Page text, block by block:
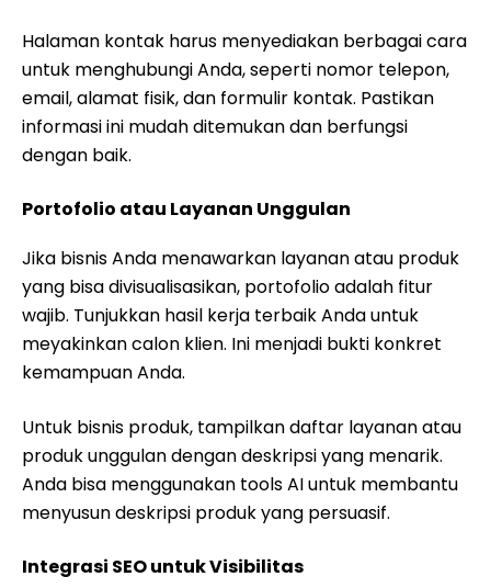
Halaman kontak harus menyediakan berbagai cara
untuk menghubungi Anda, seperti nomor telepon,
email, alamat fisik, dan formulir kontak. Pastikan
informasi ini mudah ditemukan dan berfungsi
dengan baik.
Portofolio atau Layanan Unggulan
Jika bisnis Anda menawarkan layanan atau produk
yang bisa divisualisasikan, portofolio adalah fitur
wajib. Tunjukkan hasil kerja terbaik Anda untuk
meyakinkan calon klien. Ini menjadi bukti konkret
kemampuan Anda.
Untuk bisnis produk, tampilkan daftar layanan atau
produk unggulan dengan deskripsi yang menarik.
Anda bisa menggunakan tools AI untuk membantu
menyusun deskripsi produk yang persuasif.
Integrasi SEO untuk Visibilitas